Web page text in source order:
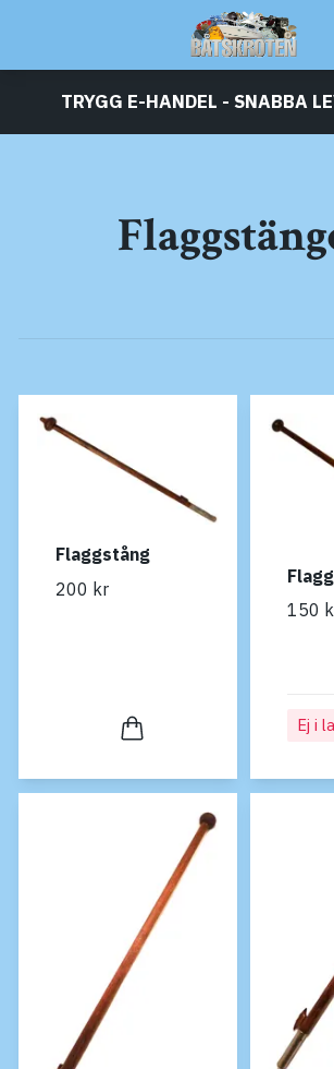
TRYGG E-HANDEL - SNABBA
Flaggstång
200 kr
150
Ej i